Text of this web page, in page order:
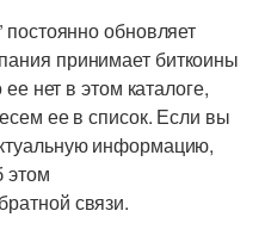
постоянно обновляет
принимает биткоины
нет в этом каталоге,
ее в список. Если вы
информацию,
этом
связи.